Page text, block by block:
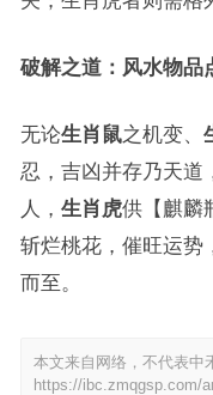
破解之道：风水物品
无论生肖鼠之机变、
忍，吉凶并存乃天道
人， 生肖虎供【麒麟
斩烂桃花，催旺运势
而至。
本文来自网络，不代表中
https://ibc.zmqgsp.com/